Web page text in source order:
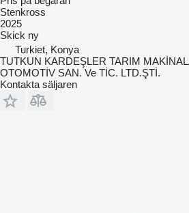
Stenkross
2025
Skick ny
Turkiet, Konya
TUTKUN KARDEŞLER TARIM
OTOMOTİV SAN. Ve TİC. LTD.ŞTİ.
Kontakta säljaren